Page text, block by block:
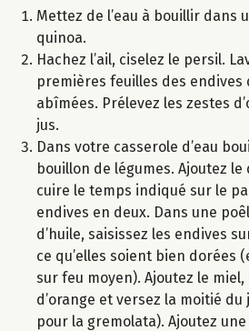
Mettez de l’eau à bouillir dans
quinoa.
Hachez l’ail, ciselez le persil.
premières feuilles des endives
abîmées. Prélevez les zestes
jus.
Dans votre casserole d’eau
bouillon de légumes. Ajoutez
cuire le temps indiqué sur le
endives en deux. Dans une
d’huile, saisissez les endives
ce qu’elles soient bien dorées
sur feu moyen). Ajoutez le
d’orange et versez la moitié
pour la gremolata). Ajoutez